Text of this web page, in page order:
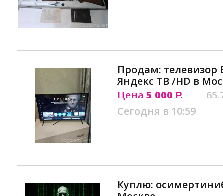
Продам: телевизор
Яндекс ТВ /HD в
Цена 5 000 Р.
Сегодня в 10:59
Куплю: